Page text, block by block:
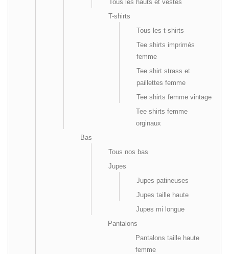
Tous les hauts et vestes
T-shirts
Tous les t-shirts
Tee shirts imprimés
femme
Tee shirt strass et
paillettes femme
Tee shirts femme vintage
Tee shirts femme
orginaux
Bas
Tous nos bas
Jupes
Jupes patineuses
Jupes taille haute
Jupes mi longue
Pantalons
Pantalons taille haute
femme